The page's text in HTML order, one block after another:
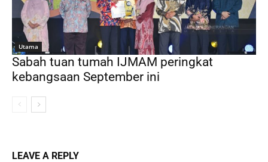
Utama
Sabah tuan tumah IJMAM peringkat
kebangsaan September ini
LEAVE A REPLY